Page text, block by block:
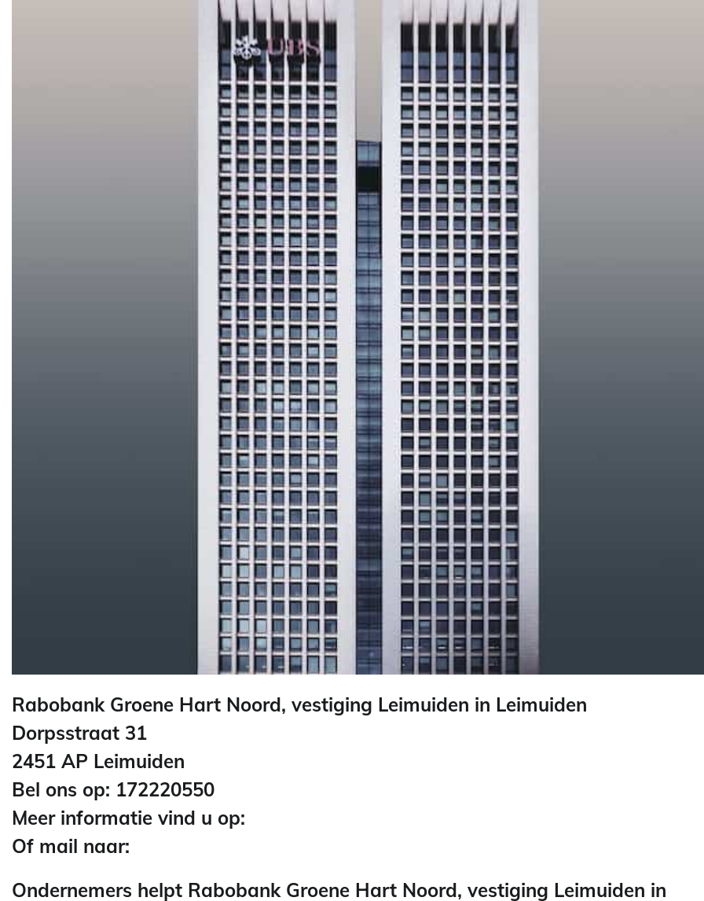
Rabobank Groene Hart Noord, vestiging Leimuiden in Leimuiden
Dorpsstraat 31
2451 AP Leimuiden
Bel ons op: 172220550
Meer informatie vind u op:
Of mail naar:
Ondernemers helpt Rabobank Groene Hart Noord, vestiging Leimuiden in